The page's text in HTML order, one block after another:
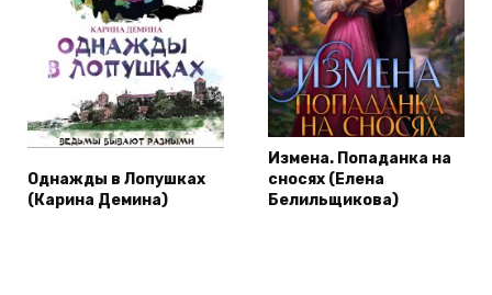
Однажды в Лопушках
(Карина Демина)
Измена. Попаданка на
сносях (Елена
Белильщикова)